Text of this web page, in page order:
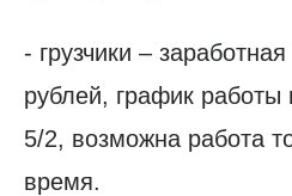
- грузчики –
рублей, график
5/2, возможна работа
время.